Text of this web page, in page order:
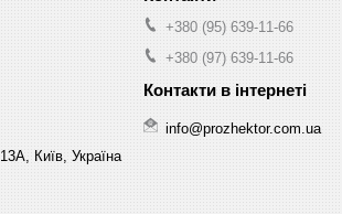
Київ, Україна
+380 (95) 639-11-66
+380 (97) 639-11-66
info@prozhektor.com.ua